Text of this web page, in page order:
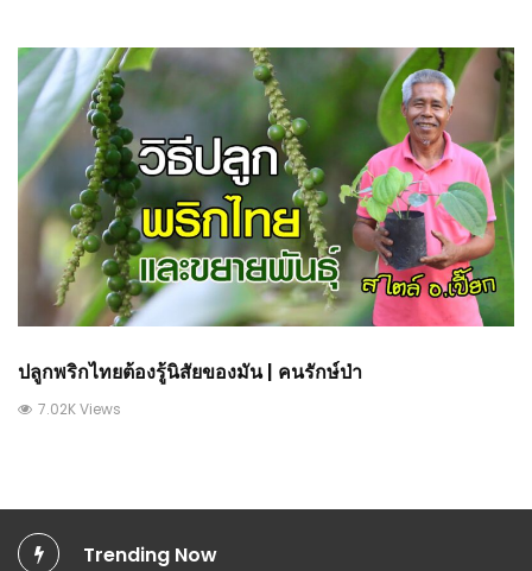
ปลูกพริกไทยต้องรู้นิสัยของมัน | คนรักษ์ป่า
7.02K Views
Trending Now